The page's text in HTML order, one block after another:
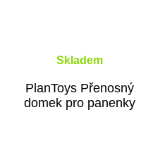
Skladem
PlanToys Přenosný
domek pro panenky